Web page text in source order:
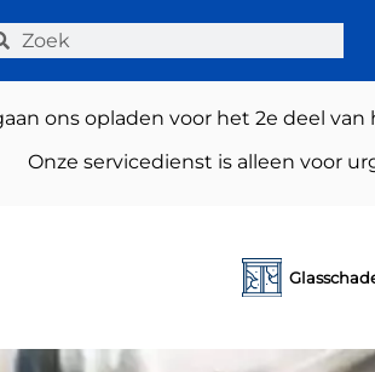
ons opladen voor het 2e deel
Onze servicedienst is alleen voor